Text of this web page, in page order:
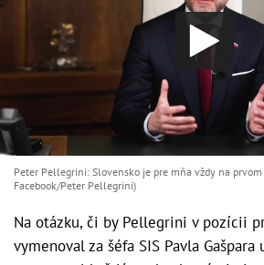
Peter Pellegrini: Slovensko je pre mňa vždy na
Facebook/Peter Pellegrini)
Na otázku, či by Pellegrini v pozícii
vymenoval za šéfa SIS Pavla Gašpara